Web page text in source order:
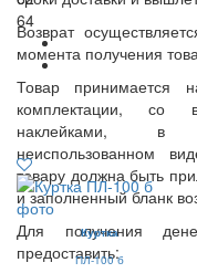
Возврат
момента получения
Товар принимается
комплектации, со
наклейками, в
неиспользованном
товару должна быть
и заполненный бланк
Для получения
предоставить:
64
Куртка
ПЛ-100 б